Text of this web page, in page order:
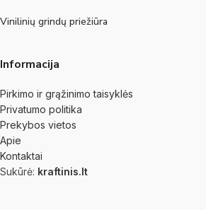
Vinilinių grindų priežiūra
Informacija
Pirkimo ir grąžinimo taisyklės
Privatumo politika
Prekybos vietos
Apie
Kontaktai
Sukūrė: kraftinis.lt